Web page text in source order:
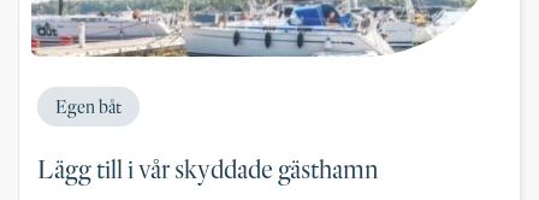
Egen båt
Lägg till i vår skyddade gästhamn